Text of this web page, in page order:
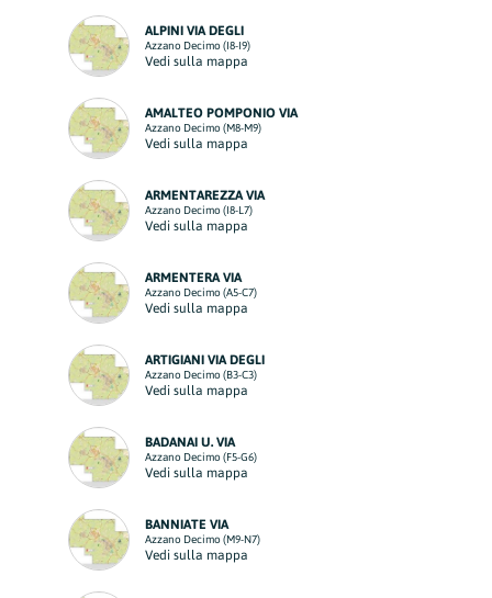
ALPINI VIA DEGLI
Azzano Decimo (I8-I9)
Vedi sulla mappa
AMALTEO POMPONIO VIA
Azzano Decimo (M8-M9)
Vedi sulla mappa
ARMENTAREZZA VIA
Azzano Decimo (I8-L7)
Vedi sulla mappa
ARMENTERA VIA
Azzano Decimo (A5-C7)
Vedi sulla mappa
ARTIGIANI VIA DEGLI
Azzano Decimo (B3-C3)
Vedi sulla mappa
BADANAI U. VIA
Azzano Decimo (F5-G6)
Vedi sulla mappa
BANNIATE VIA
Azzano Decimo (M9-N7)
Vedi sulla mappa